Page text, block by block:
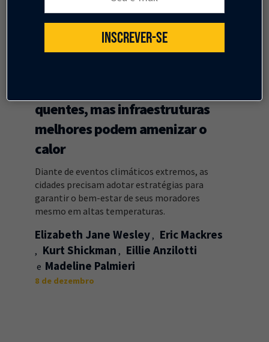
quentes, mas infraestruturas
melhores podem amenizar o
calor
Diante de eventos climáticos extremos, as
cidades precisam adotar estratégias para
garantir o bem-estar de seus moradores
mesmo em altas temperaturas.
Elizabeth Jane Wesley
Eric Mackres
Kurt Shickman
Eillie Anzilotti
Madeline Palmieri
8 de dezembro
INSCREVER-SE